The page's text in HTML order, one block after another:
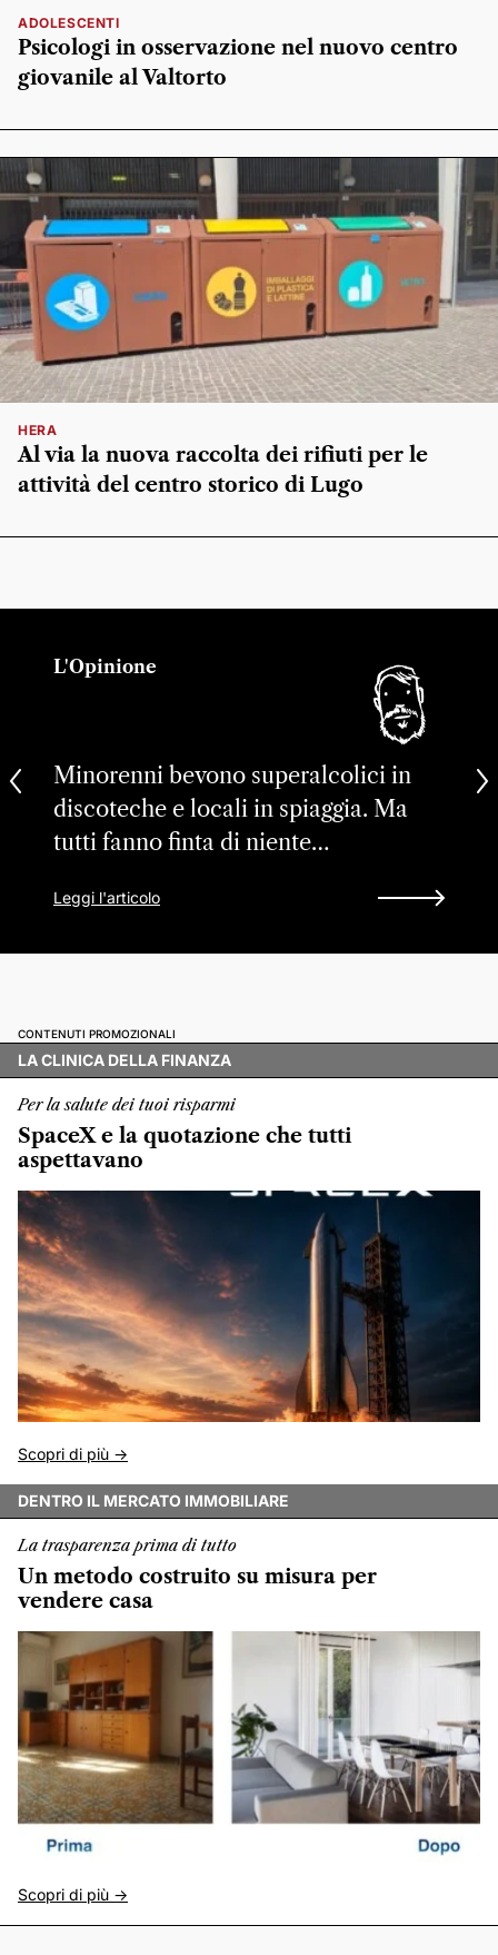
ADOLESCENTI
Psicologi in osservazione nel nuovo centro
giovanile al Valtorto
HERA
Al via la nuova raccolta dei rifiuti per le
attività del centro storico di Lugo
L'Opinione
Minorenni bevono superalcolici in
discoteche e locali in spiaggia. Ma
tutti fanno finta di niente…
Leggi l'articolo
CONTENUTI PROMOZIONALI
LA CLINICA DELLA FINANZA
Per la salute dei tuoi risparmi
SpaceX e la quotazione che tutti
aspettavano
Scopri di più ->
DENTRO IL MERCATO IMMOBILIARE
La trasparenza prima di tutto
Un metodo costruito su misura per
vendere casa
Scopri di più ->